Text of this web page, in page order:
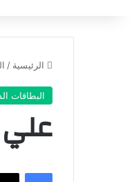
الرئيسية /
البطاقات
فيسبوك